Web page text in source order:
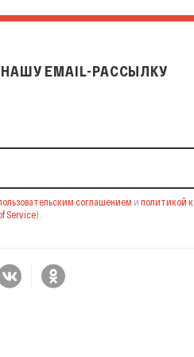
EMAIL-РАССЫЛКУ
соглашением и политикой
Service).